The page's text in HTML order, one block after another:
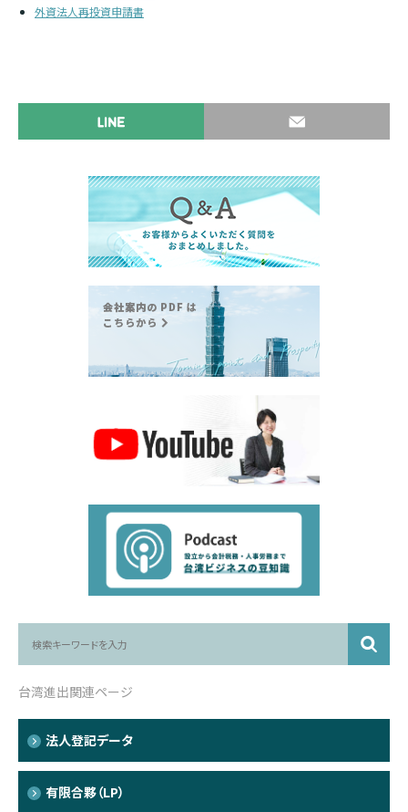
外資法人再投資申請書
台湾進出関連ページ
法人登記データ
有限合夥（LP）